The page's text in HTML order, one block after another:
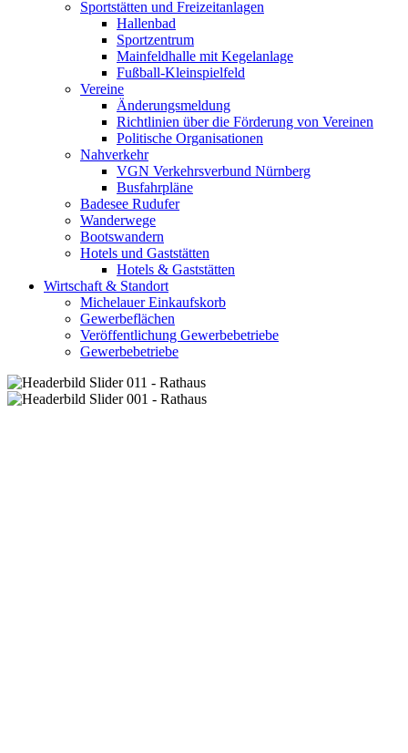
Sportstätten und Freizeitanlagen
Hallenbad
Sportzentrum
Mainfeldhalle mit Kegelanlage
Fußball-Kleinspielfeld
Vereine
Änderungsmeldung
Richtlinien über die Förderung von Vereinen
Politische Organisationen
Nahverkehr
VGN Verkehrsverbund Nürnberg
Busfahrpläne
Badesee Rudufer
Wanderwege
Bootswandern
Hotels und Gaststätten
Hotels & Gaststätten
Wirtschaft & Standort
Michelauer Einkaufskorb
Gewerbeflächen
Veröffentlichung Gewerbebetriebe
Gewerbebetriebe